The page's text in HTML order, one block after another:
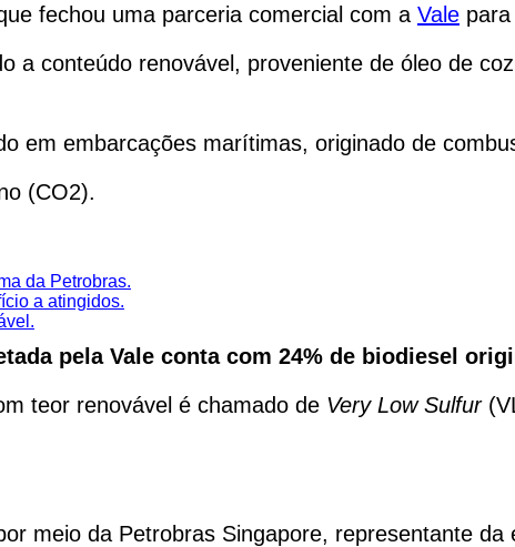
fechou uma parceria comercial com a Vale
a conteúdo renovável, proveniente de óleo de
em embarcações marítimas, originado de
(CO2).
da Petrobras.
a atingidos.
pela Vale conta com 24% de biodiesel
teor renovável é chamado de Very Low Sulfur
meio da Petrobras Singapore, representante da